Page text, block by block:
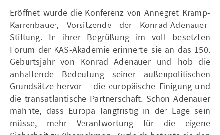
Eröffnet wurde die Konferenz von Annegret Kramp-
Karrenbauer, Vorsitzende der Konrad-Adenauer-
Stiftung. In ihrer Begrüßung im voll besetzten
Forum der KAS-Akademie erinnerte sie an das 150.
Geburtsjahr von Konrad Adenauer und hob die
anhaltende Bedeutung seiner außenpolitischen
Grundsätze hervor – die europäische Einigung und
die transatlantische Partnerschaft. Schon Adenauer
mahnte, dass Europa langfristig in der Lage sein
müsse, mehr Verantwortung für die eigene